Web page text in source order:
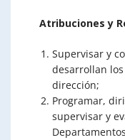
Atribuciones y
Supervisar y
desarrollan
dirección;
Programar,
supervisar y